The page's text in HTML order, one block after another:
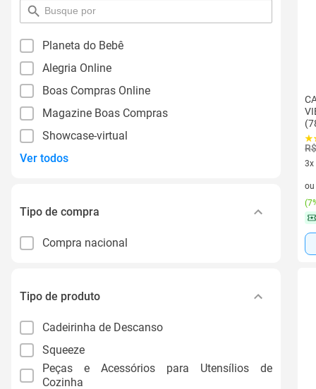
pesquisar
por
Planeta do Bebê
Alegria Online
Boas Compras Online
Magazine Boas Compras
Showcase-virtual
Ver todos
Tipo de compra
Compra nacional
Tipo de produto
Cadeirinha de Descanso
Squeeze
Peças e Acessórios para Utensílios de
Cozinha
3x
ou
(